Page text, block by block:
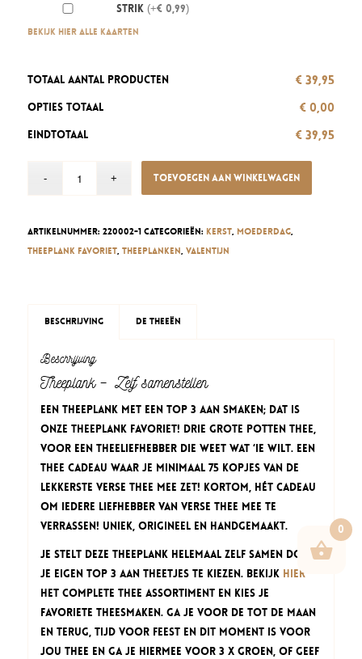
Strik (+€ 0,99)
Bekijk hier alle kaarten
Totaal aantal producten € 39,95
Opties totaal € 0,00
Eindtotaal € 39,95
Toevoegen aan winkelwagen
Artikelnummer: 220002-1 Categorieën: Kerst, Moederdag,
Theeplank Favoriet, Theeplanken, Valentijn
Beschrijving De theeën
Beschrijving
Theeplank – Zelf samenstellen
Een theeplank met een top 3 aan smaken; dat is
onze Theeplank Favoriet! Drie grote potten thee,
voor een theeliefhebber die weet wat ‘ie wilt. Een
thee cadeau waar je minimaal 75 kopjes van de
lekkerste verse thee mee zet! Kortom, hét cadeau
om iedere liefhebber van verse thee mee te
verrassen! Uniek, origineel en handgemaakt.
Je stelt deze Theeplank helemaal zelf samen door
je eigen top 3 aan theetjes te kiezen. Bekijk hier
het complete thee assortiment en kies je
favoriete theesmaken. Ga je voor de Tot de Maan
en Terug, Tijd voor Feest en Dit Moment is voor
Jou thee en ga je hiermee voor 3 x groen, of geef
0